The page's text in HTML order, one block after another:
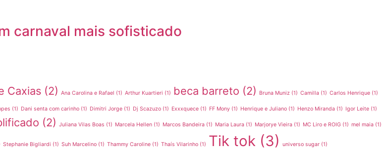
carnaval mais sofisticado
Caxias (2) Ana Carolina e Rafael (1) Arthur Kuartieri (1) beca barreto (2) Bruna Muniz (1) Camilla (1) Carlos Henrique (1)
(1) Dani senta com carinho (1) Dimitri Jorge (1) Dj Scazuzo (1) Exxxquece (1) FF Mony (1) Henrique e Juliano (1) Henzo Miranda (1) Igor Leite (1)
(2) Juliana Vilas Boas (1) Marcela Hellen (1) Marcos Bandeira (1) Maria Laura (1) Marjorye Vieira (1) MC Liro e ROIG (1) mel maia (1)
Stephanie Bigliardi (1) Suh Marcelino (1) Thammy Caroline (1) Thaís Vilarinho (1) Tik tok (3) universo sugar (1)